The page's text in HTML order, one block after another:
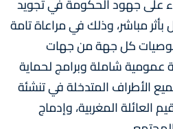
مباشر، وذلك في مراعاة تامة
كل جهة من جهات
عمومية شاملة وبرامج لحماية
الأطراف المتدخلة في تنشئة
العائلة المغربية، وإدماج